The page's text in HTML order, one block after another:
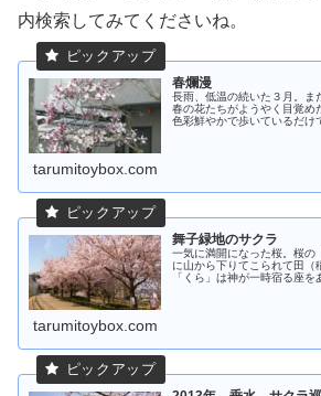
内検索してみてくださいね。
春爛漫
長雨、低温の続いた３月。ま
春の花たちがようやく目覚め
色彩鮮やかで歩いているだけ
tarumitoybox.com
舞子緑地のサクラ
一気に満開になった桜。桜の
に山から下りてこられて田（
「くら」は神が一時宿る座
tarumitoybox.com